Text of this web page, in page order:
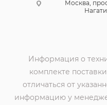
Москва,
Информация о
комплекте
отличаться от
информацию у